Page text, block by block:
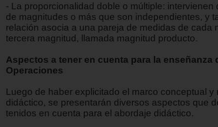
- La proporcionalidad doble o múltiple: intervienen
de magnitudes o más que son independientes, y
relación asocia a una pareja de medidas de cada
tercera magnitud, llamada magnitud producto.
Aspectos a tener en cuenta para la enseñanza
Operaciones
Luego de haber explicitado el marco conceptual y
didáctico, se presentarán diversos aspectos que
tenidos en cuenta para el abordaje didáctico.